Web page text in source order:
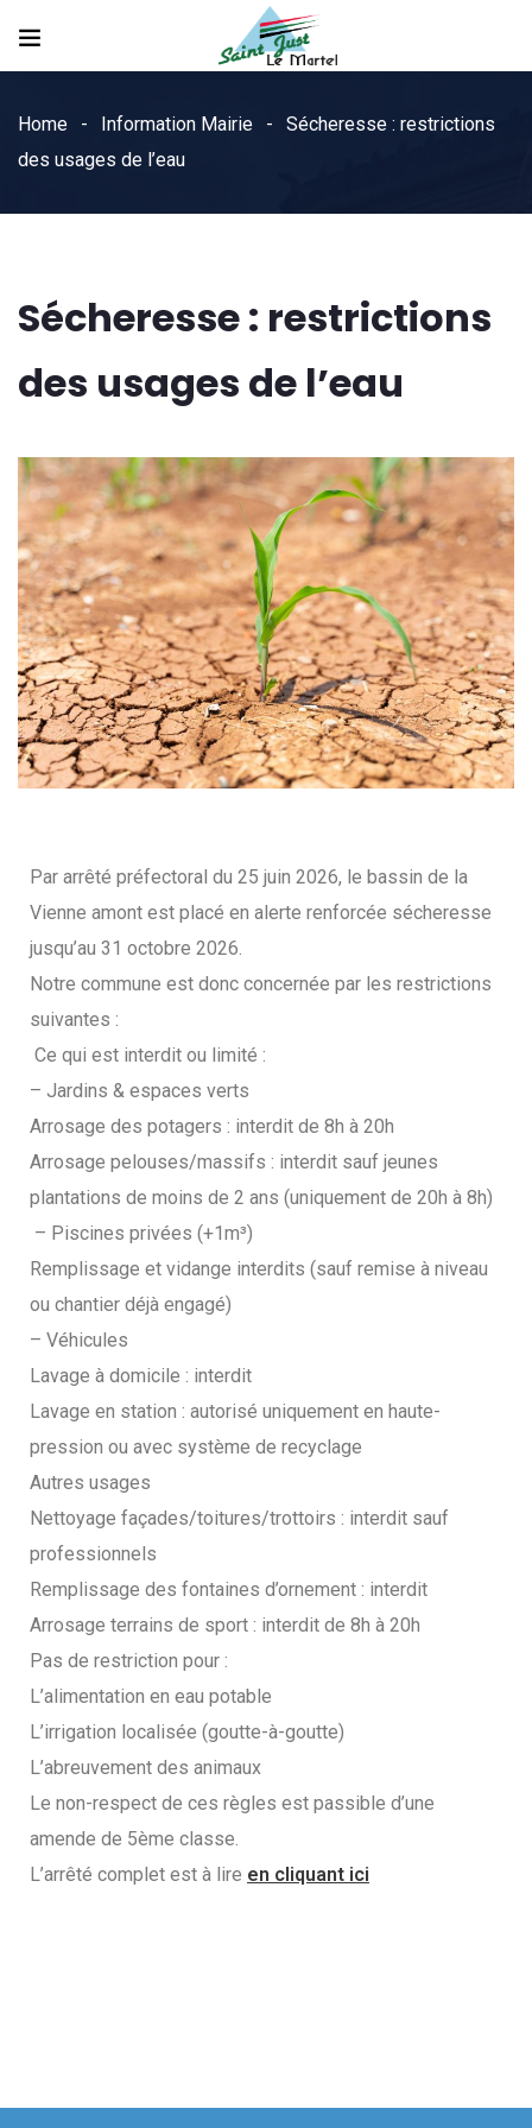
Home Information Mairie
Sécheresse : restrictions
des usages de l’eau
Sécheresse : restrictions
des usages de l’eau
Par arrêté préfectoral du 25 juin 2026, le bassin de la
Vienne amont est placé en alerte renforcée sécheresse
jusqu’au 31 octobre 2026.
Notre commune est donc concernée par les restrictions
suivantes :
Ce qui est interdit ou limité :
– Jardins & espaces verts
Arrosage des potagers : interdit de 8h à 20h
Arrosage pelouses/massifs : interdit sauf jeunes
plantations de moins de 2 ans (uniquement de 20h à 8h)
– Piscines privées (+1m³)
Remplissage et vidange interdits (sauf remise à niveau
ou chantier déjà engagé)
– Véhicules
Lavage à domicile : interdit
Lavage en station : autorisé uniquement en haute-
pression ou avec système de recyclage
Autres usages
Nettoyage façades/toitures/trottoirs : interdit sauf
professionnels
Remplissage des fontaines d’ornement : interdit
Arrosage terrains de sport : interdit de 8h à 20h
Pas de restriction pour :
L’alimentation en eau potable
L’irrigation localisée (goutte-à-goutte)
L’abreuvement des animaux
Le non-respect de ces règles est passible d’une
amende de 5ème classe.
L’arrêté complet est à lire en cliquant ici